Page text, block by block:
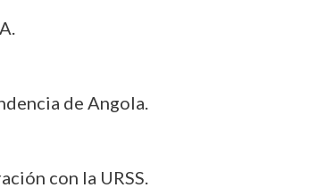
de Angola.
con la URSS.